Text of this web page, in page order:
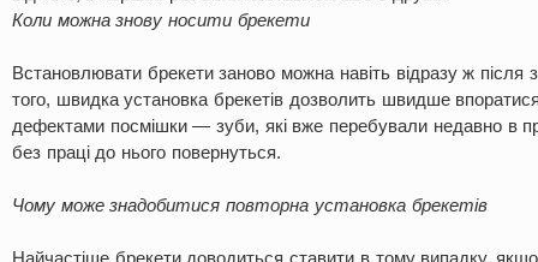
Коли можна знову носити брекети
Встановлювати брекети заново можна навіть відразу ж після
того, швидка установка брекетів дозволить швидше
дефектами посмішки — зуби, які вже перебували недавно в
без праці до нього повернуться.
Чому може знадобитися повторна установка брекетів
Найчастіше брекети доводиться ставити в тому випадку,